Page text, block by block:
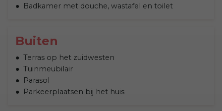
Badkamer met douche, wastafel en toilet
Buiten
Terras op het zuidwesten
Tuinmeubilair
Parasol
Parkeerplaatsen bij het huis